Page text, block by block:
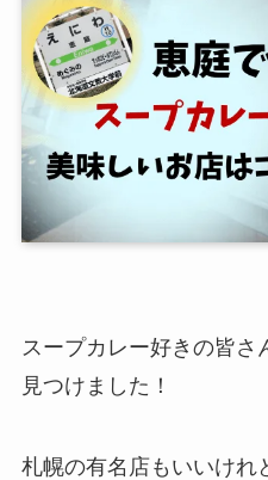
スープカレー好きの皆さ
見つけました！
札幌の有名店もいいけれ